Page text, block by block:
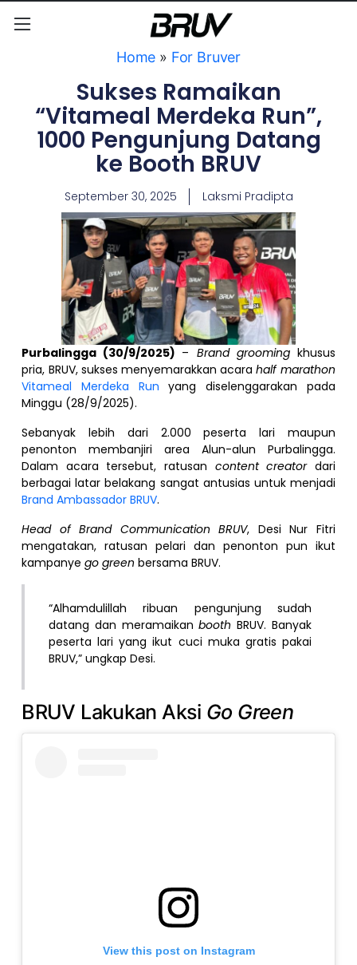
Home » For Bruver
Sukses Ramaikan
“Vitameal Merdeka Run”,
1000 Pengunjung Datang
ke Booth BRUV
September 30, 2025 Laksmi Pradipta
Purbalingga (30/9/2025) – Brand grooming khusus
pria, BRUV, sukses menyemarakkan acarahalf marathon
Vitameal Merdeka Run yang diselenggarakan pada
Minggu (28/9/2025).
Sebanyak lebih dari 2.000 peserta lari maupun
penonton membanjiri area Alun-alun Purbalingga.
Dalam acara tersebut, ratusan content creator dari
berbagai latar belakang sangat antusias untuk menjadi
Brand Ambassador BRUV.
Head of Brand Communication BRUV, Desi Nur Fitri
mengatakan, ratusan pelari dan penonton pun ikut
kampanyego greenbersama BRUV.
“Alhamdulillah ribuan pengunjung sudah
datang dan meramaikanbooth BRUV. Banyak
peserta lari yang ikut cuci muka gratis pakai
BRUV,” ungkap Desi.
BRUV Lakukan Aksi Go Green
View this post on Instagram